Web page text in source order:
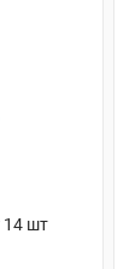
14 шт